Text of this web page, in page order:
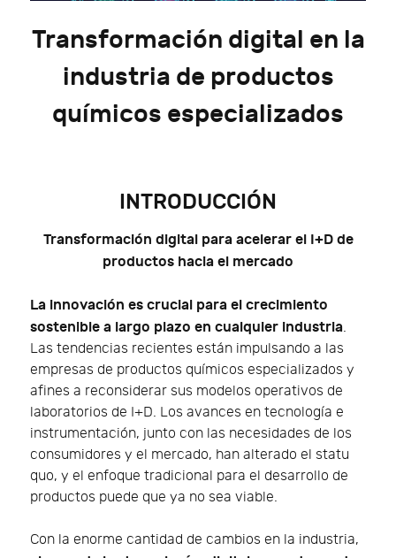
Transformación digital en la
industria de productos
químicos especializados
INTRODUCCIÓN
Transformación digital para acelerar el I+D de
productos hacia el mercado
La innovación es crucial para el crecimiento
sostenible a largo plazo en cualquier industria.
Las tendencias recientes están impulsando a las
empresas de productos químicos especializados y
afines a reconsiderar sus modelos operativos de
laboratorios de I+D. Los avances en tecnología e
instrumentación, junto con las necesidades de los
consumidores y el mercado, han alterado el statu
quo, y el enfoque tradicional para el desarrollo de
productos puede que ya no sea viable.
Con la enorme cantidad de cambios en la industria,